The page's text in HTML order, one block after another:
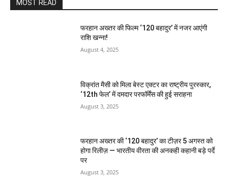
MOST READ
फरहान अख्तर की फिल्म ‘120 बहादुर’ में नजर आएंगी
राशि खन्ना!
August 4, 2025
विक्रांत मैसी को मिला बेस्ट एक्टर का राष्ट्रीय पुरस्कार,
‘12th फेल’ में दमदार परफॉर्मेंस की हुई सराहना
August 3, 2025
फरहान अख्तर की ‘120 बहादुर’ का टीज़र 5 अगस्त को
होगा रिलीज़ — भारतीय वीरता की अनकही कहानी बड़े पर्दे
पर
August 3, 2025